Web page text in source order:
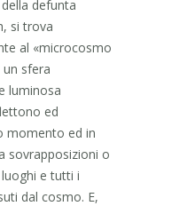
defunta
si trova
al «microcosmo
un sfera
luminosa
ed
momento ed in
sovrapposizioni o
e tutti i
dal cosmo. E,